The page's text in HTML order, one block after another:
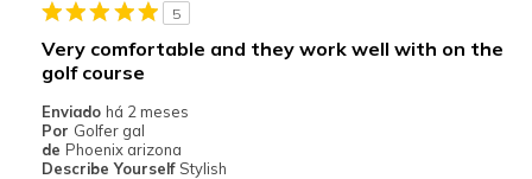
I wish the heel had an adjustable strap.
Melhores utilizações
Casual Wear
5
Very comfortable and they work well with on the
golf course
Enviado há 2 meses
Por Golfer gal
de Phoenix arizona
Describe Yourself Stylish